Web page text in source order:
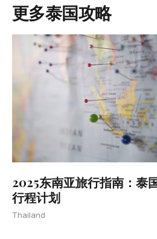
更多泰国攻略
2025东南亚旅行指南：泰
行程计划
Thailand